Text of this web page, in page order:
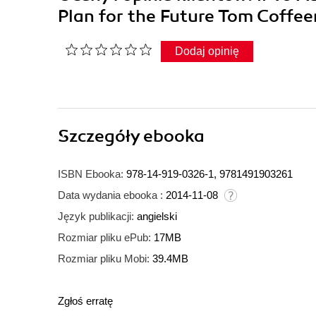
Plan for the Future Tom
Dodaj opinię
Szczegółyebooka
ISBN Ebooka: 978-14-919-0326-1, 9781491903261
Data wydania ebooka : 2014-11-08
Język publikacji: angielski
Rozmiar pliku ePub: 17MB
Rozmiar pliku Mobi: 39.4MB
Zgłoś erratę